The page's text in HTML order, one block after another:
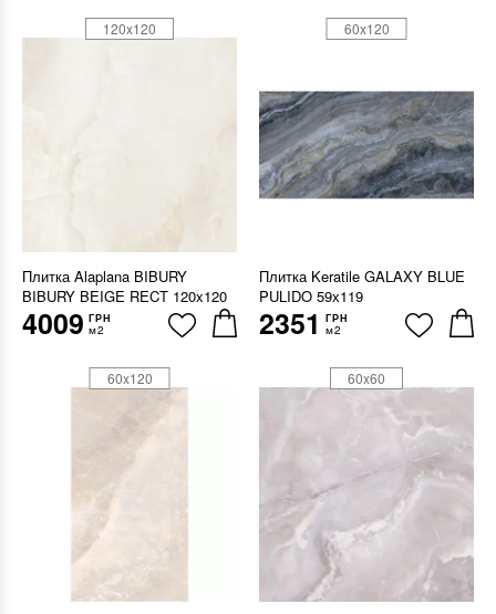
Плитка Alaplana BIBURY
BIBURY BEIGE RECT 120x120
4009 ГРН
м2
120x120
Плитка Keratile GALAXY BLUE
PULIDO 59х119
2351 ГРН
м2
60x120
60x120 60x60